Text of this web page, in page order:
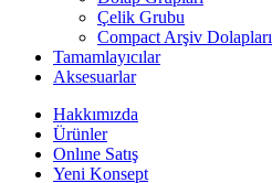
Çelik Grubu
Compact Arşiv Dolapları
Tamamlayıcılar
Aksesuarlar
Hakkımızda
Ürünler
Onlıne Satış
Yeni Konsept